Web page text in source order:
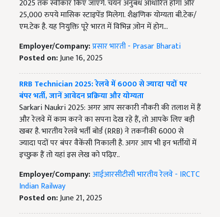
2025 तक स्वीकार किए जाएंगे. चयन अनुबंध आधारित होगा और
25,000 रुपये मासिक स्टाइपेंड मिलेगा. शैक्षणिक योग्यता बी.टेक/
एम.टेक है. यह नियुक्ति पूरे भारत में विभिन्न ज़ोन में होग…
Employer/Company:प्रसार भारती - Prasar Bharati
Posted on:June 16, 2025
RRB Technician 2025: रेलवे में 6000 से ज्यादा पदों पर
बंपर भर्ती, जानें आवेदन प्रक्रिया और योग्यता
Sarkari Naukri 2025: अगर आप सरकारी नौकरी की तलाश में हैं
और रेलवे में काम करने का सपना देख रहे हैं, तो आपके लिए बड़ी
खबर है. भारतीय रेलवे भर्ती बोर्ड (RRB) ने तकनीकी 6000 से
ज्यादा पदों पर बंपर वैकेंसी निकाली है. अगर आप भी इन भर्तीयों में
इच्छुक हैं तो यहां इस लेख को पढ़िए..
Employer/Company:आईआरसीटीसी भारतीय रेलवे - IRCTC
Indian Railway
Posted on:June 21, 2025